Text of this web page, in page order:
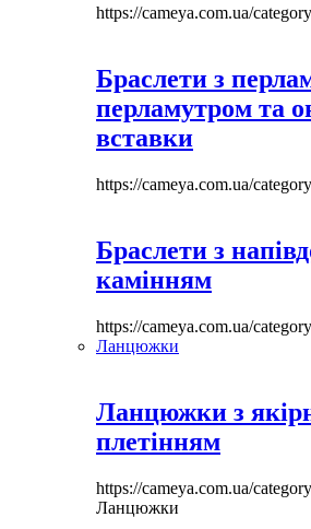
https://cameya.com.ua/
Браслети з
перламутром та
вставки
https://cameya.com.ua/
Браслети з
камінням
https://cameya.com.ua/
Ланцюжки
Ланцюжки з
плетінням
https://cameya.com.ua/
Ланцюжки